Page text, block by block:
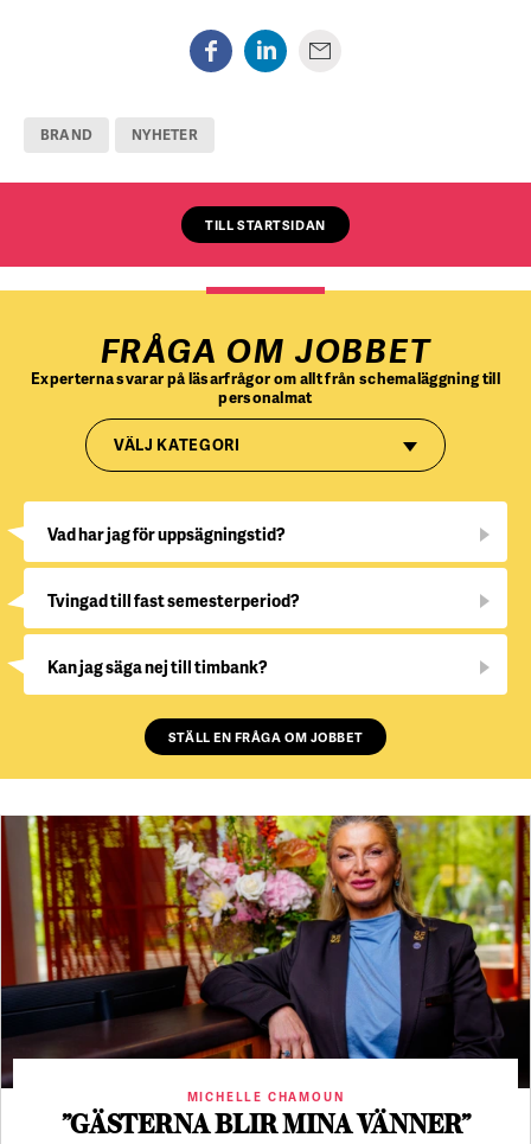
BRAND NYHETER
TILL STARTSIDAN
FRÅGA OM JOBBET
Experterna svarar på läsarfrågor om allt från schemaläggning till
personalmat
VÄLJ KATEGORI
Vad har jag för uppsägningstid?
Tvingad till fast semesterperiod?
Kan jag säga nej till timbank?
STÄLL EN FRÅGA OM JOBBET
MICHELLE CHAMOUN
”GÄSTERNA BLIR MINA VÄNNER”